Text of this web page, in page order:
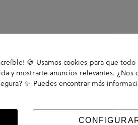
en España.
🍪 Usamos cookies para que
y mostrarte anuncios relevantes. ¿Nos
✨ Puedes encontrar más